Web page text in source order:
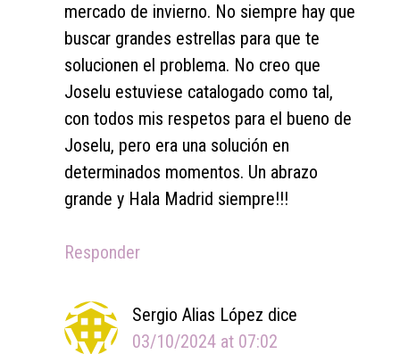
mercado de invierno. No siempre hay que
buscar grandes estrellas para que te
solucionen el problema. No creo que
Joselu estuviese catalogado como tal,
con todos mis respetos para el bueno de
Joselu, pero era una solución en
determinados momentos. Un abrazo
grande y Hala Madrid siempre!!!
Responder
Sergio Alias López dice
03/10/2024 at 07:02